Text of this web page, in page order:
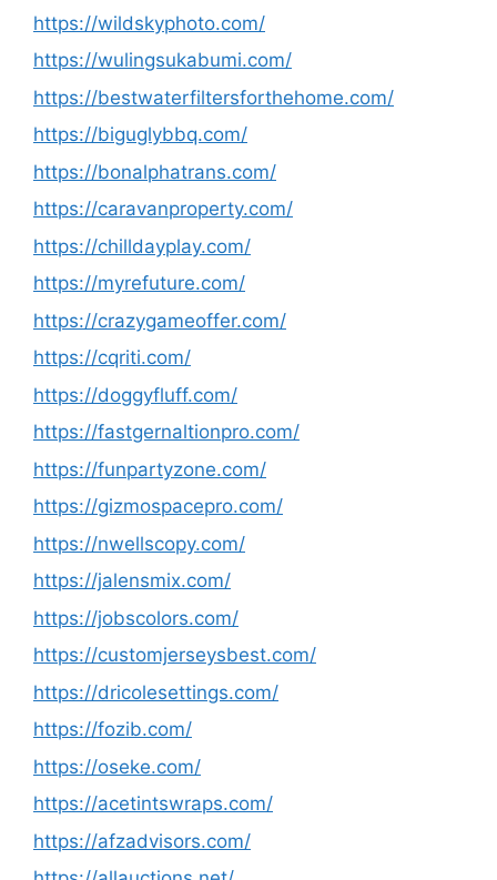
https://wildskyphoto.com/
https://wulingsukabumi.com/
https://bestwaterfiltersforthehome.com/
https://biguglybbq.com/
https://bonalphatrans.com/
https://caravanproperty.com/
https://chilldayplay.com/
https://myrefuture.com/
https://crazygameoffer.com/
https://cqriti.com/
https://doggyfluff.com/
https://fastgernaltionpro.com/
https://funpartyzone.com/
https://gizmospacepro.com/
https://nwellscopy.com/
https://jalensmix.com/
https://jobscolors.com/
https://customjerseysbest.com/
https://dricolesettings.com/
https://fozib.com/
https://oseke.com/
https://acetintswraps.com/
https://afzadvisors.com/